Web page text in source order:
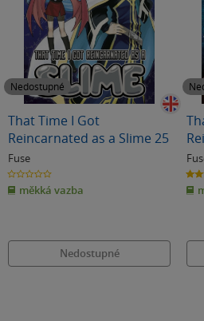
Nedostupné
That Time I Got
Reincarnated as a Slime 25
Fuse
0.0
z
5
hvězdiček
měkká vazba
Nedostupné
4.7
z
5